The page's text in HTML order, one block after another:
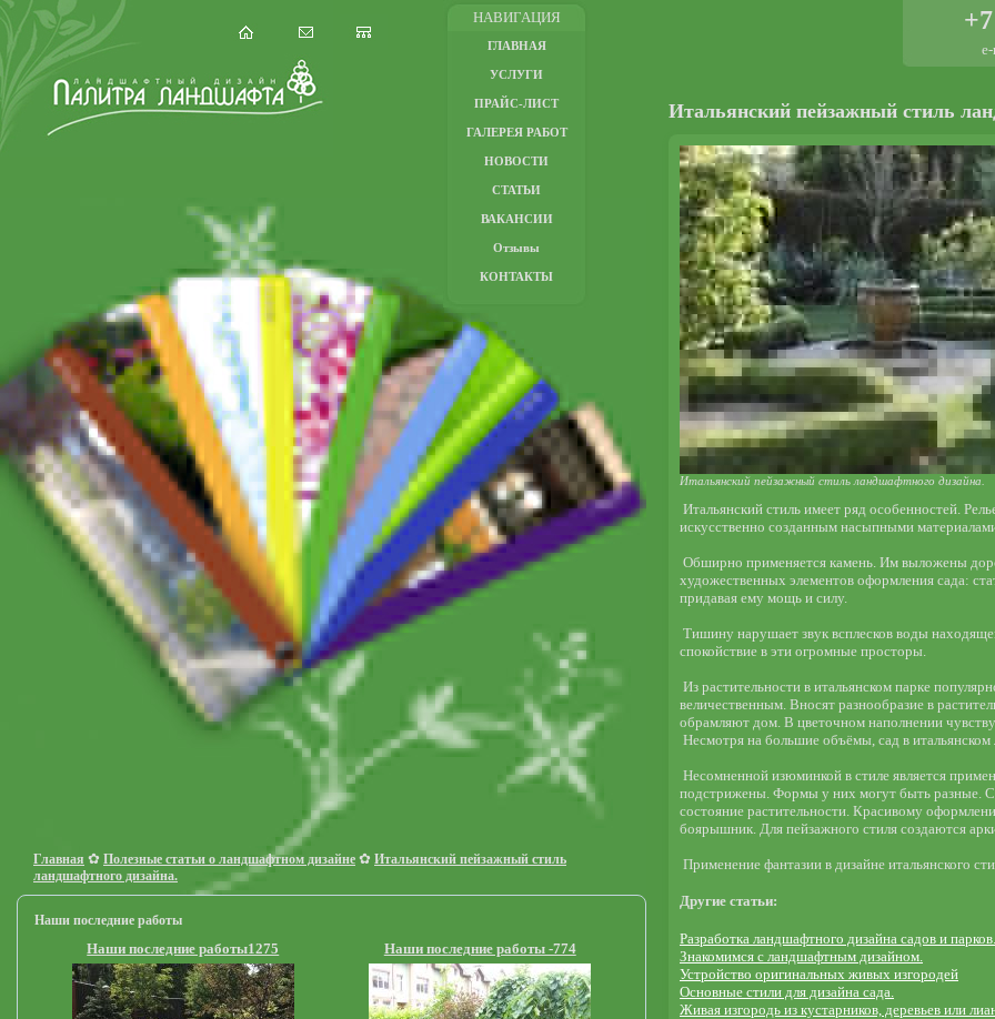
НАВИГАЦИЯ
ГЛАВНАЯ
УСЛУГИ
ПРАЙС-ЛИСТ
ГАЛЕРЕЯ РАБОТ
НОВОСТИ
СТАТЬИ
ВАКАНСИИ
Отзывы
КОНТАКТЫ
Главная ✿ Полезные статьи о ландшафтном дизайне ✿ Итальянский пейзажный стиль
ландшафтного дизайна.
Наши последние работы
Наши последние работы1275 Наши последние работы -774
Итальянский пейзажный стиль
Итальянский пейзажный стиль ландшафтного дизайна.
Итальянский стиль имеет ряд особенностей.
искусственно созданным насыпными
Обширно применяется камень. Им выложены
художественных элементов оформления сада:
придавая ему мощь и силу.
Тишину нарушает звук всплесков воды
спокойствие в эти огромные просторы.
Из растительности в итальянском парке
величественным. Вносят разнообразие в
обрамляют дом. В цветочном наполнении
Несмотря на большие объёмы, сад в
Несомненной изюминкой в стиле является
подстрижены. Формы у них могут быть разные.
состояние растительности. Красивому
боярышник. Для пейзажного стиля создаются
Применение фантазии в дизайне итальянского
Другие статьи:
Разработка ландшафтного дизайна садов и парков.
Знакомимся с ландшафтным дизайном.
Устройство оригинальных живых изгородей
Основные стили для дизайна сада.
Живая изгородь из кустарников, деревьев или